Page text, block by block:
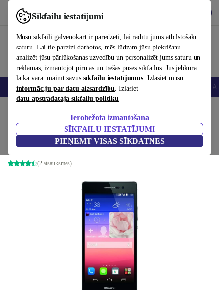
Sīkfailu iestatījumi
Mūsu sīkfaili galvenokārt ir paredzēti, lai rādītu jums atbilstošāku
saturu. Lai tie pareizi darbotos, mēs lūdzam jūsu piekrišanu
analizēt jūsu pārlūkošanas uzvedību un personalizēt jums saturu un
reklāmas, izmantojot pirmās un trešās puses sīkfailus. Jūs jebkurā
laikā varat mainīt savus sīkfailu iestatījumus. Izlasiet mūsu
informāciju par datu aizsardzību. Izlasiet
datu apstrādātāja sīkfailu politiku
Ierobežota izmantošana
SĪKFAILU IESTATĪJUMI
PIEŅEMT VISAS SĪKDATNES
Izmantojiet refurbed ātri un viegli
Viedtālruņi Portatīvie datori Planšetes Viedpulksteņi
Huawei Ascend P7
melns
(2 atsauksmes)